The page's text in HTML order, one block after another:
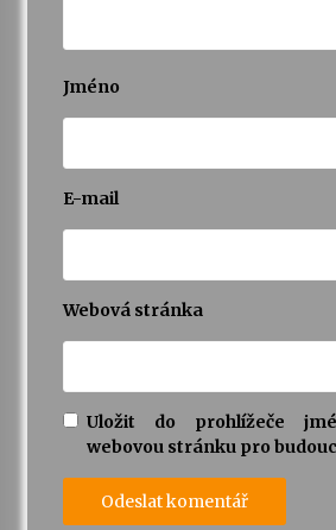
Jméno
E-mail
Webová stránka
Uložit do prohlížeče
webovou stránku pro